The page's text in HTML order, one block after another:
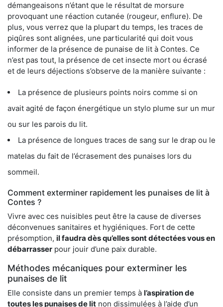
démangeaisons n’étant que le résultat de morsure
provoquant une réaction cutanée (rougeur, enflure). De
plus, vous verrez que la plupart du temps, les traces de
piqûres sont alignées, une particularité qui doit vous
informer de la présence de punaise de lit à Contes. Ce
n’est pas tout, la présence de cet insecte mort ou écrasé
et de leurs déjections s’observe de la manière suivante :
La présence de plusieurs points noirs comme si on
avait agité de façon énergétique un stylo plume sur un mur
ou sur les parois du lit.
La présence de longues traces de sang sur le drap ou le
matelas du fait de l’écrasement des punaises lors du
sommeil.
Comment exterminer rapidement les punaises de lit à
Contes ?
Vivre avec ces nuisibles peut être la cause de diverses
déconvenues sanitaires et hygiéniques. Fort de cette
présomption, il faudra dès qu’elles sont détectées vous en
débarrasser pour jouir d’une paix durable.
Méthodes mécaniques pour exterminer les
punaises de lit
Elle consiste dans un premier temps à l’aspiration de
toutes les punaises de lit non dissimulées à l’aide d’un